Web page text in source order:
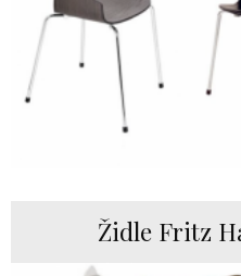
Židle Fritz